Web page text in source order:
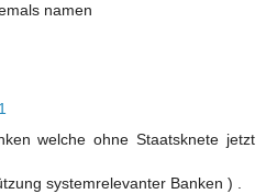
namen
welche ohne Staatsknete jetzt
systemrelevanter Banken ) .